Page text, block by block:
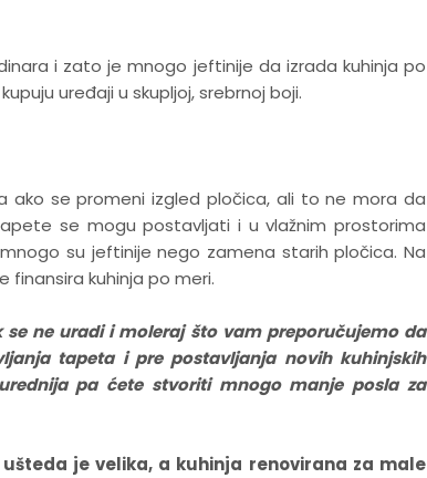
i zato je mnogo jeftinije da izrada kuhinja po
uređaji u skupljoj, srebrnoj boji.
ako se promeni izgled pločica, ali to ne mora da
se mogu postavljati i u vlažnim prostorima
su jeftinije nego zamena starih pločica. Na
kuhinja po meri.
se ne uradi i moleraj što vam preporučujemo da
tapeta i pre postavljanja novih kuhinjskih
pa ćete stvoriti mnogo manje posla za
je velika, a kuhinja renovirana za male